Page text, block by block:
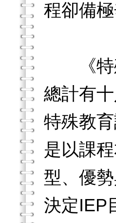
程卻備
《特殊
總計有
特殊教
是以課
型、優
決定IEP